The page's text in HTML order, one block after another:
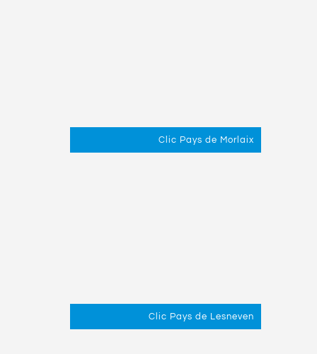
Clic Pays de Morlaix
Clic Pays de Lesneven